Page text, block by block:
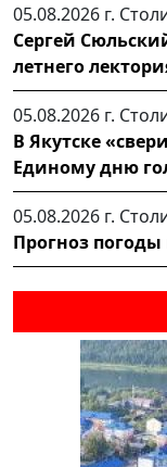
05.08.2026 г.
Сергей
летнего
05.08.2026 г.
В Якутске
Единому дню
05.08.2026 г.
Прогноз погоды